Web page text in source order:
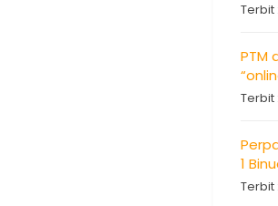
Terbit
PTM
Terbit
1
Terbit